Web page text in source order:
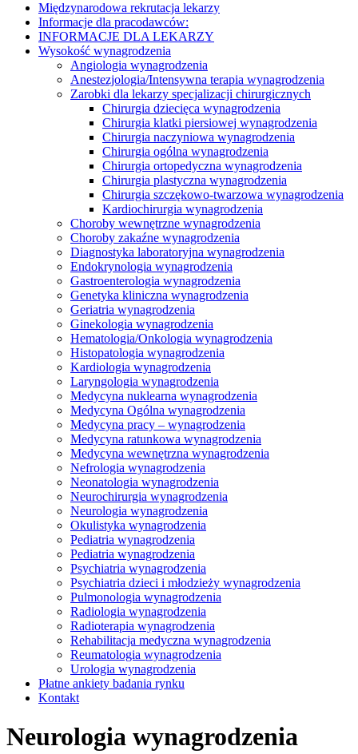
Międzynarodowa rekrutacja lekarzy
Informacje dla pracodawców:
INFORMACJE DLA LEKARZY
Wysokość wynagrodzenia
Angiologia wynagrodzenia
Anestezjologia/Intensywna terapia wynagrodzenia
Zarobki dla lekarzy specjalizacji chirurgicznych
Chirurgia dziecięca wynagrodzenia
Chirurgia klatki piersiowej wynagrodzenia
Chirurgia naczyniowa wynagrodzenia
Chirurgia ogólna wynagrodzenia
Chirurgia ortopedyczna wynagrodzenia
Chirurgia plastyczna wynagrodzenia
Chirurgia szczękowo-twarzowa wynagrodzenia
Kardiochirurgia wynagrodzenia
Choroby wewnętrzne wynagrodzenia
Choroby zakaźne wynagrodzenia
Diagnostyka laboratoryjna wynagrodzenia
Endokrynologia wynagrodzenia
Gastroenterologia wynagrodzenia
Genetyka kliniczna wynagrodzenia
Geriatria wynagrodzenia
Ginekologia wynagrodzenia
Hematologia/Onkologia wynagrodzenia
Histopatologia wynagrodzenia
Kardiologia wynagrodzenia
Laryngologia wynagrodzenia
Medycyna nuklearna wynagrodzenia
Medycyna Ogólna wynagrodzenia
Medycyna pracy – wynagrodzenia
Medycyna ratunkowa wynagrodzenia
Medycyna wewnętrzna wynagrodzenia
Nefrologia wynagrodzenia
Neonatologia wynagrodzenia
Neurochirurgia wynagrodzenia
Neurologia wynagrodzenia
Okulistyka wynagrodzenia
Pediatria wynagrodzenia
Pediatria wynagrodzenia
Psychiatria wynagrodzenia
Psychiatria dzieci i młodzieży wynagrodzenia
Pulmonologia wynagrodzenia
Radiologia wynagrodzenia
Radioterapia wynagrodzenia
Rehabilitacja medyczna wynagrodzenia
Reumatologia wynagrodzenia
Urologia wynagrodzenia
Płatne ankiety badania rynku
Kontakt
Neurologia wynagrodzenia